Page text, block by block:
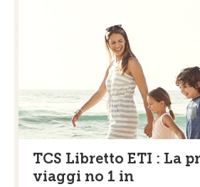
TCS Libretto ETI : La
viaggi no 1 in